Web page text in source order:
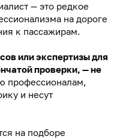
— это редкое
на дороге
к пассажирам.
или экспертизы для
проверки, — не
профессионалам,
и несут
на подборе